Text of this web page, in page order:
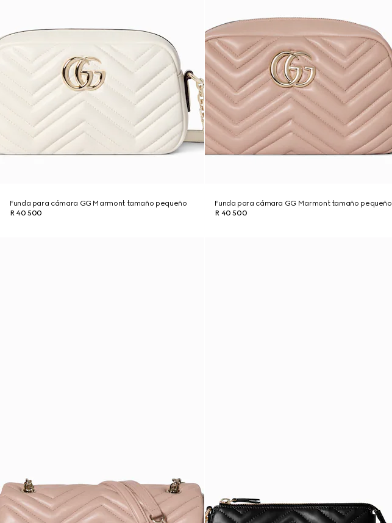
Funda para cámara GG Marmont tamaño pequeño
R 40 500
Funda para cámara GG Marmont tamaño pequeño
R 40 500